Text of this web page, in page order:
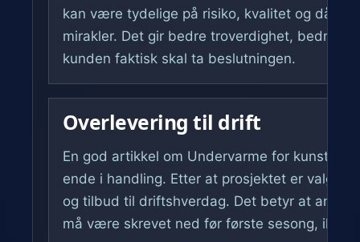
kan være tydelige på risiko, kvalitet og
mirakler. Det gir bedre troverdighet, bedre
kunden faktisk skal ta beslutningen.
Overlevering til drift
En god artikkel om Undervarme for
ende i handling. Etter at prosjektet er valgt,
og tilbud til driftshverdag. Det betyr at
må være skrevet ned før første sesong, ikke